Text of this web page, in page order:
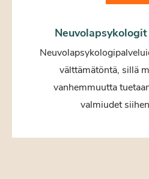
välttämätöntä, sillä
vanhemmuutta
valmiudet